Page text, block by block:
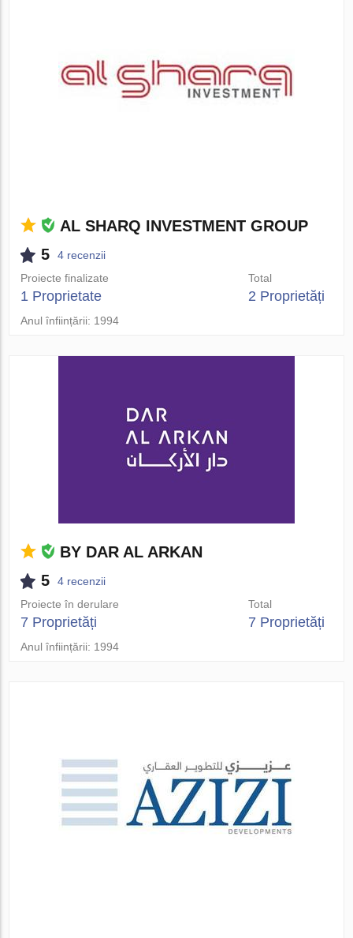
AL SHARQ INVESTMENT GROUP
5
4 recenzii
Proiecte finalizate
1 Proprietate
Total
2 Proprietăți
Anul înființării: 1994
BY DAR AL ARKAN
5
4 recenzii
Proiecte în derulare
7 Proprietăți
Total
7 Proprietăți
Anul înființării: 1994